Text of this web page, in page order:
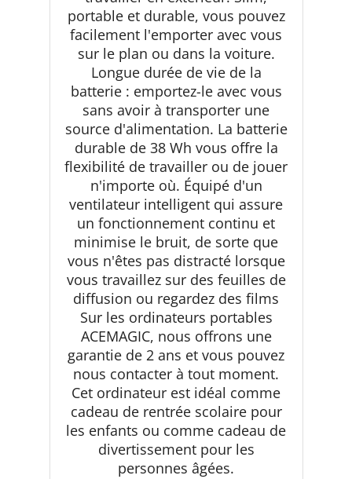
portable et durable, vous pouvez
facilement l'emporter avec vous
sur le plan ou dans la voiture.
Longue durée de vie de la
batterie : emportez-le avec vous
sans avoir à transporter une
source d'alimentation. La batterie
durable de 38 Wh vous offre la
flexibilité de travailler ou de jouer
n'importe où. Équipé d'un
ventilateur intelligent qui assure
un fonctionnement continu et
minimise le bruit, de sorte que
vous n'êtes pas distracté lorsque
vous travaillez sur des feuilles de
diffusion ou regardez des films
Sur les ordinateurs portables
ACEMAGIC, nous offrons une
garantie de 2 ans et vous pouvez
nous contacter à tout moment.
Cet ordinateur est idéal comme
cadeau de rentrée scolaire pour
les enfants ou comme cadeau de
divertissement pour les
personnes âgées.